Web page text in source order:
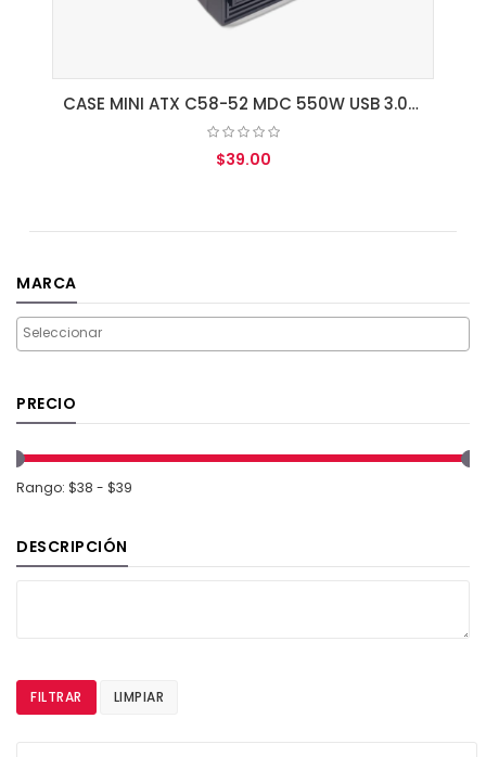
CASE MINI ATX C58-52 MDC 550W USB 3.0 GRADO "B"
$39.00
MARCA
PRECIO
Rango: $38 - $39
DESCRIPCIÓN
FILTRAR LIMPIAR